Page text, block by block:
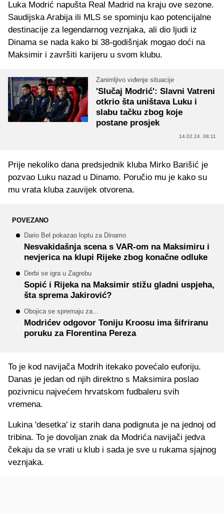
Luka Modrić napušta Real Madrid na kraju ove sezone.
Saudijska Arabija ili MLS se spominju kao potencijalne
destinacije za legendarnog veznjaka, ali dio ljudi iz
Dinama se nada kako bi 38-godišnjak mogao doći na
Maksimir i završiti karijeru u svom klubu.
Zanimljivo viđenje situacije
'Slučaj Modrić': Slavni Vatreni
otkrio šta uništava Luku i
slabu tačku zbog koje
postane prosjek
14.02.24. 08:11
Prije nekoliko dana predsjednik kluba Mirko Barišić je
pozvao Luku nazad u Dinamo. Poručio mu je kako su
mu vrata kluba zauvijek otvorena.
POVEZANO
Dario Bel pokazao loptu za Dinamo
Nesvakidašnja scena s VAR-om na Maksimiru i
nevjerica na klupi Rijeke zbog konačne odluke
Derbi se igra u Zagrebu
Sopić i Rijeka na Maksimir stižu gladni uspjeha,
šta sprema Jakirović?
Obojica se spremaju za...
Modrićev odgovor Toniju Kroosu ima šifriranu
poruku za Florentina Pereza
To je kod navijača Modrih itekako povećalo euforiju.
Danas je jedan od njih direktno s Maksimira poslao
pozivnicu najvećem hrvatskom fudbaleru svih
vremena.
Lukina 'desetka' iz starih dana podignuta je na jednoj od
tribina. To je dovoljan znak da Modrića navijači jedva
čekaju da se vrati u klub i sada je sve u rukama sjajnog
veznjaka.